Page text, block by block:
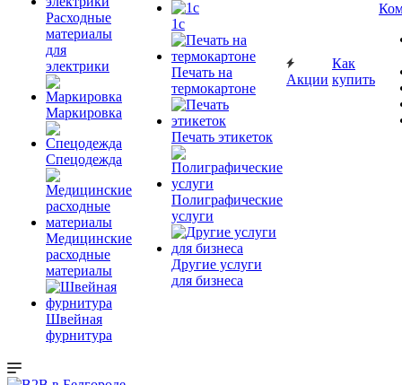
Расходные
материалы
для
электрики
Маркировка
Спецодежда
Медицинские
расходные
материалы
Швейная
фурнитура
1c
Печать на
термокартоне
Печать этикеток
Полиграфические
услуги
Другие услуги
для бизнеса
Акции
Как
купить